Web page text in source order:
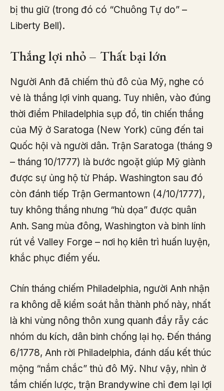
bị thu giữ (trong đó có “Chuông Tự do” –
Liberty Bell).
Thắng lợi nhỏ – Thất bại lớn
Người Anh đã chiếm thủ đô của Mỹ, nghe có
vẻ là thắng lợi vinh quang. Tuy nhiên, vào đúng
thời điểm Philadelphia sụp đổ, tin chiến thắng
của Mỹ ở Saratoga (New York) cũng đến tai
Quốc hội và người dân. Trận Saratoga (tháng 9
– tháng 10/1777) là bước ngoặt giúp Mỹ giành
được sự ủng hộ từ Pháp. Washington sau đó
còn đánh tiếp Trận Germantown (4/10/1777),
tuy không thắng nhưng “hù dọa” được quân
Anh. Sang mùa đông, Washington và binh lính
rút về Valley Forge – nơi họ kiên trì huấn luyện,
khắc phục điểm yếu.
Chín tháng chiếm Philadelphia, người Anh nhận
ra không dễ kiểm soát hẳn thành phố này, nhất
là khi vùng nông thôn xung quanh đầy rẫy các
nhóm du kích, dân binh chống lại họ. Đến tháng
6/1778, Anh rời Philadelphia, đánh dấu kết thúc
mộng “nắm chắc” thủ đô Mỹ. Như vậy, nhìn ở
tầm chiến lược, trận Brandywine chỉ đem lại lợi